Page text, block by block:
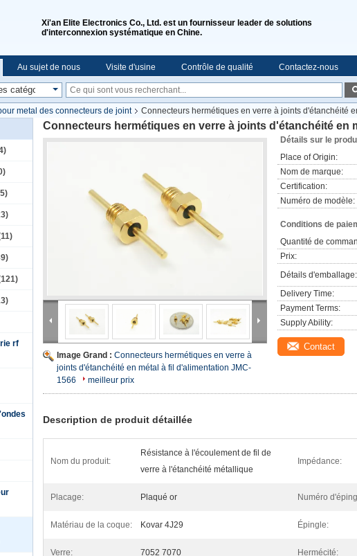
Xi'an Elite Electronics Co., Ltd. est un fournisseur leader de solutions
d'interconnexion systématique en Chine.
Au sujet de nous Visite d'usine Contrôle de qualité Contactez-nous
VR
metal des connecteurs de joint
Connecteurs hermétiques en verre à joints d'étanchéité
rf
Connecteurs hermétiques en verre à joints d'étanchéité en
Image Grand : Connecteurs hermétiques en verre à
joints d'étanchéité en métal à fil d'alimentation JMC-
1566
meilleur prix
Détails sur le
Place of Origin:
Nom de marque:
Certification:
Numéro de modèle:
Conditions de
Quantité de
Prix:
Détails d'emballage:
Delivery Time:
Payment Terms:
Supply Ability:
Contact
Description de produit détaillée
Nom du produit:
Résistance à l'écoulement de fil de
verre à l'étanchéité métallique
Impédance:
Placage: Plaqué or Numéro
Matériau de la coque: Kovar 4J29 Épingle:
Verre: 7052 7070 Hermécité: